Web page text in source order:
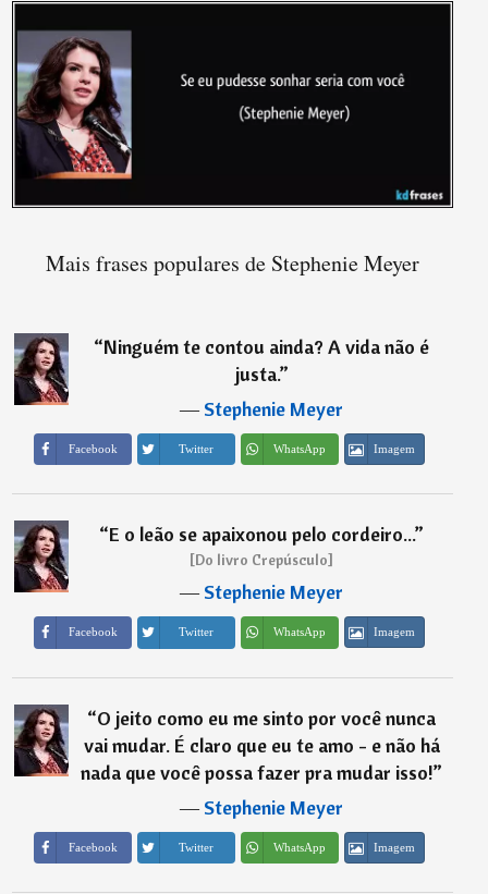
Mais frases populares de Stephenie Meyer
“Ninguém te contou ainda? A vida não é
justa.”
―Stephenie Meyer
Facebook Twitter WhatsApp Imagem
“E o leão se apaixonou pelo cordeiro...”
[Do livro Crepúsculo]
―Stephenie Meyer
Facebook Twitter WhatsApp Imagem
“O jeito como eu me sinto por você nunca
vai mudar. É claro que eu te amo - e não há
nada que você possa fazer pra mudar isso!”
―Stephenie Meyer
Facebook Twitter WhatsApp Imagem